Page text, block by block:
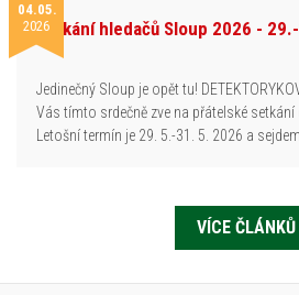
04.05.
2026Setkání hledačů Sloup 2026 -
Jedinečný Sloup je opět tu!
Vás tímto srdečně zve na přátelské setkání
Letošní termín je 29. 5.-31. 5. 2026 a
VÍCE ČLÁNKŮ